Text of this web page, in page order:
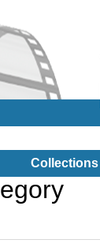
Collections